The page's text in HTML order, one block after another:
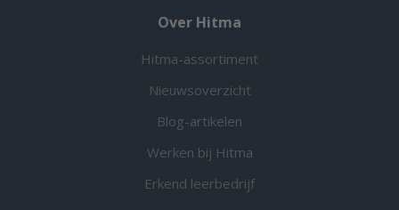
Over Hitma
Hitma-assortiment
Nieuwsoverzicht
Blog-artikelen
Werken bij Hitma
Erkend leerbedrijf